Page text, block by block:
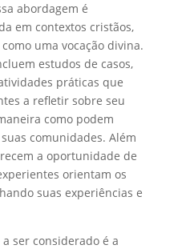
abordagem é
em contextos cristãos,
uma vocação divina.
estudos de casos,
práticas que
a refletir sobre seu
como podem
comunidades. Além
a oportunidade de
orientam os
suas experiências e
ser considerado é a